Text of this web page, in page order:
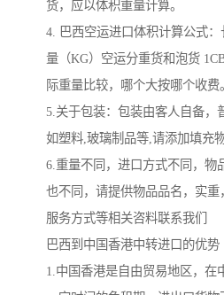
货，应以体积重量计算。
4. 巴西空运进口体积计算公式
量（KG）空运分重货和泡货
际重量比较，哪个大按哪个收费。
5.关于包装：包装由客人自备，
如塑料,玻璃制品等,请添加填充物
6.重量不同，进口方式不同，物
也不同，请提供物品品名，实重
服务方式等相关咨料联系我们
巴西到中国香港中转进口的优势
1.中国香港是自由贸易地区，在